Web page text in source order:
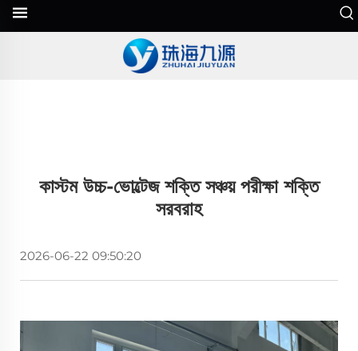
কাস্টম উচ্চ-ভোল্টেজ শক্তি সঞ্চয় পরীক্ষা শক্তি
সরবরাহ
2026-06-22 09:50:20